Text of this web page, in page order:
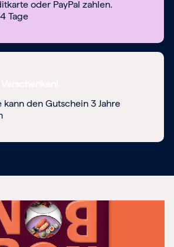
oder PayPal zahlen.
Tage
kann den Gutschein 3 Jahre